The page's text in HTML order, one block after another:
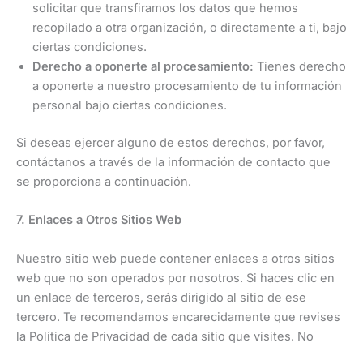
solicitar que transfiramos los datos que hemos
recopilado a otra organización, o directamente a ti, bajo
ciertas condiciones.
Derecho a oponerte al procesamiento: Tienes derecho
a oponerte a nuestro procesamiento de tu información
personal bajo ciertas condiciones.
Si deseas ejercer alguno de estos derechos, por favor,
contáctanos a través de la información de contacto que
se proporciona a continuación.
7. Enlaces a Otros Sitios Web
Nuestro sitio web puede contener enlaces a otros sitios
web que no son operados por nosotros. Si haces clic en
un enlace de terceros, serás dirigido al sitio de ese
tercero. Te recomendamos encarecidamente que revises
la Política de Privacidad de cada sitio que visites. No